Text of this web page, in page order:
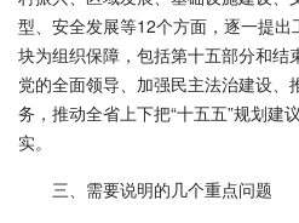
型、安全发展等12个方面，逐一提
块为组织保障，包括第十五部分和结
党的全面领导、加强民主法治建设、
务，推动全省上下把“十五五”规划建
实。
三、需要说明的几个重点问题